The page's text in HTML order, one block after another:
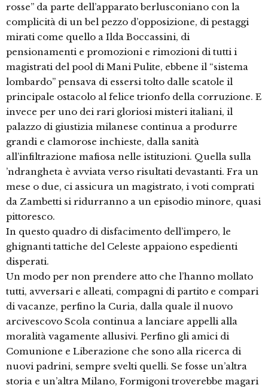
rosse” da parte dell’apparato berlusconiano con la
complicità di un bel pezzo d’opposizione, di pestaggi
mirati come quello a Ilda Boccassini, di
pensionamenti e promozioni e rimozioni di tutti i
magistrati del pool di Mani Pulite, ebbene il “sistema
lombardo” pensava di essersi tolto dalle scatole il
principale ostacolo al felice trionfo della corruzione. E
invece per uno dei rari gloriosi misteri italiani, il
palazzo di giustizia milanese continua a produrre
grandi e clamorose inchieste, dalla sanità
all’infiltrazione mafiosa nelle istituzioni. Quella sulla
’ndrangheta è avviata verso risultati devastanti. Fra un
mese o due, ci assicura un magistrato, i voti comprati
da Zambetti si ridurranno a un episodio minore, quasi
pittoresco.
In questo quadro di disfacimento dell’impero, le
ghignanti tattiche del Celeste appaiono espedienti
disperati.
Un modo per non prendere atto che l’hanno mollato
tutti, avversari e alleati, compagni di partito e compari
di vacanze, perfino la Curia, dalla quale il nuovo
arcivescovo Scola continua a lanciare appelli alla
moralità vagamente allusivi. Perfino gli amici di
Comunione e Liberazione che sono alla ricerca di
nuovi padrini, sempre svelti quelli. Se fosse un’altra
storia e un’altra Milano, Formigoni troverebbe magari